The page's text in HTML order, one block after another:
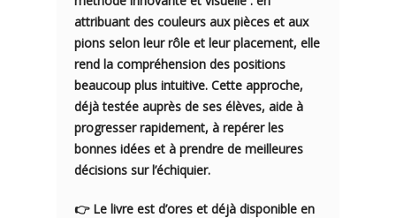
attribuant des couleurs aux pièces et aux
pions selon leur rôle et leur placement, elle
rend la compréhension des positions
beaucoup plus intuitive. Cette approche,
déjà testée auprès de ses élèves, aide à
progresser rapidement, à repérer les
bonnes idées et à prendre de meilleures
décisions sur l’échiquier.
👉 Le livre est d’ores et déjà disponible en